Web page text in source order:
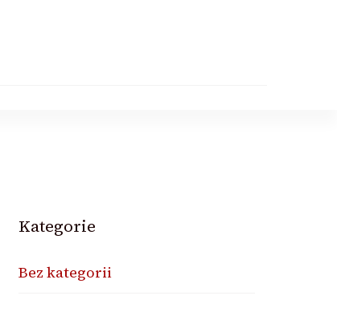
Kategorie
Bez kategorii